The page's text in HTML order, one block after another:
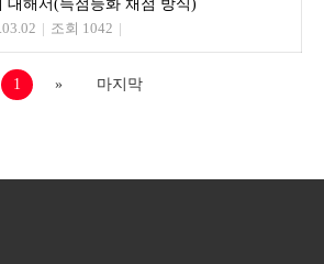
대해서(득점등화 채점 방식)
| 조회 1042 |
1 » 마지막